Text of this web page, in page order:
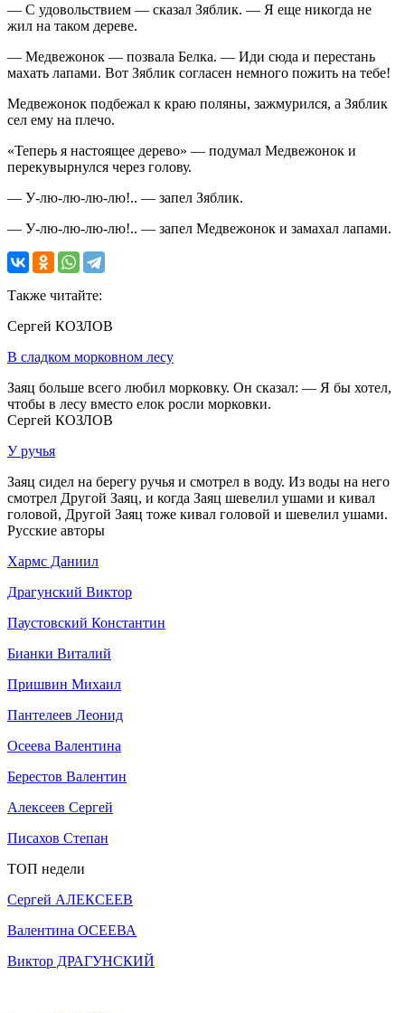
— С удовольствием — сказал Зяблик. — Я еще никогда не
жил на таком дереве.
— Медвежонок — позвала Белка. — Иди сюда и перестань
махать лапами. Вот Зяблик согласен немного пожить на тебе!
Медвежонок подбежал к краю поляны, зажмурился, а Зяблик
сел ему на плечо.
«Теперь я настоящее дерево» — подумал Медвежонок и
перекувырнулся через голову.
— У-лю-лю-лю-лю!.. — запел Зяблик.
— У-лю-лю-лю-лю!.. — запел Медвежонок и замахал лапами.
Также читайте:
Сергей КОЗЛОВ
В сладком морковном лесу
Заяц больше всего любил морковку. Он сказал: — Я бы хотел,
чтобы в лесу вместо елок росли морковки.
Сергей КОЗЛОВ
У ручья
Заяц сидел на берегу ручья и смотрел в воду. Из воды на него
смотрел Другой Заяц, и когда Заяц шевелил ушами и кивал
головой, Другой Заяц тоже кивал головой и шевелил ушами.
Русские авторы
Хармс Даниил
Драгунский Виктор
Паустовский Константин
Бианки Виталий
Пришвин Михаил
Пантелеев Леонид
Осеева Валентина
Берестов Валентин
Алексеев Сергей
Писахов Степан
ТОП недели
Сергей АЛЕКСЕЕВ
Валентина ОСЕЕВА
Виктор ДРАГУНСКИЙ